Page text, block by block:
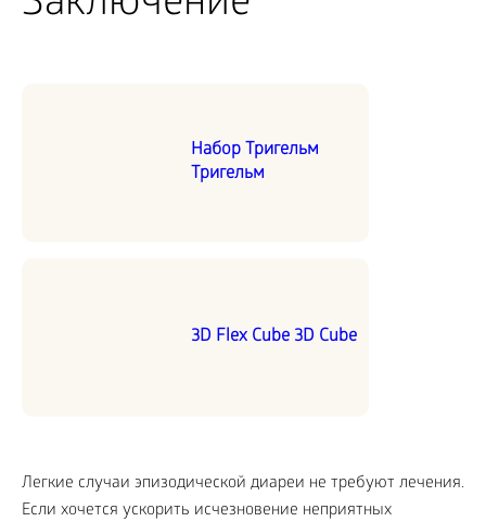
Набор Тригельм
Тригельм
3D Flex Cube 3D Cube
Легкие случаи эпизодической диареи не требуют лечения.
Если хочется ускорить исчезновение неприятных